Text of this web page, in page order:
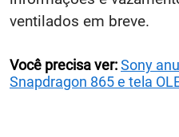
ventilados em breve.
Você precisa ver:Sony
Snapdragon 865 e tela